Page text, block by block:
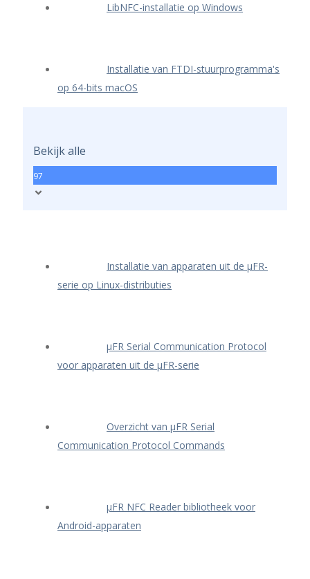
LibNFC-installatie op Windows
Installatie van FTDI-stuurprogramma's
op 64-bits macOS
Bekijk alle
97
Installatie van apparaten uit de μFR-
serie op Linux-distributies
μFR Serial Communication Protocol
voor apparaten uit de μFR-serie
Overzicht van μFR Serial
Communication Protocol Commands
μFR NFC Reader bibliotheek voor
Android-apparaten